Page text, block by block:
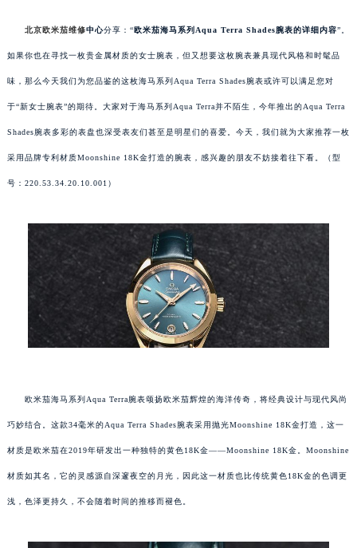
北京欧米茄维修中心分享：“欧米茄海马系列Aqua Terra Shades腕表的详细内容”。
如果你也在寻找一枚贵金属材质的女士腕表，但又想要这枚腕表兼具现代风格和时髦品
味，那么今天我们为您品鉴的这枚海马系列Aqua Terra Shades腕表或许可以满足您对
于“新女士腕表”的期待。大家对于海马系列Aqua Terra并不陌生，今年推出的Aqua Terra
Shades腕表多彩的表盘也深受表友们甚至是明星们的喜爱。今天，我们就为大家推荐一枚
采用品牌专利材质Moonshine 18K金打造的腕表，感兴趣的朋友不妨接着往下看。（型
号：220.53.34.20.10.001）
欧米茄海马系列Aqua Terra腕表颂扬欧米茄辉煌的海洋传奇，将经典设计与现代风尚
巧妙结合。这款34毫米的Aqua Terra Shades腕表采用抛光Moonshine 18K金打造，这一
材质是欧米茄在2019年研发出一种独特的黄色18K金——Moonshine 18K金。Moonshine
材质如其名，它的灵感源自深邃夜空的月光，因此这一材质也比传统黄色18K金的色调更
浅，色泽更持久，不会随着时间的推移而褪色。